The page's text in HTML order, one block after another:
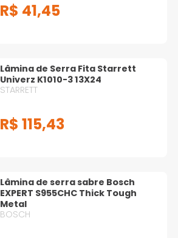
R$ 41,45
Lâmina de Serra Fita Starrett
Univerz K1010-3 13X24
STARRETT
R$ 115,43
Lâmina de serra sabre Bosch
EXPERT S955CHC Thick Tough
Metal
BOSCH